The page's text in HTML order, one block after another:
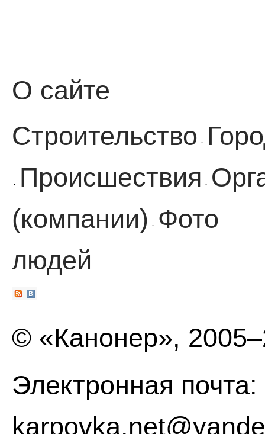
О сайте
Строительство ·
· Происшествия ·
(компании)
·
Фото
людей
© «Канонер»,
Электронная почта: